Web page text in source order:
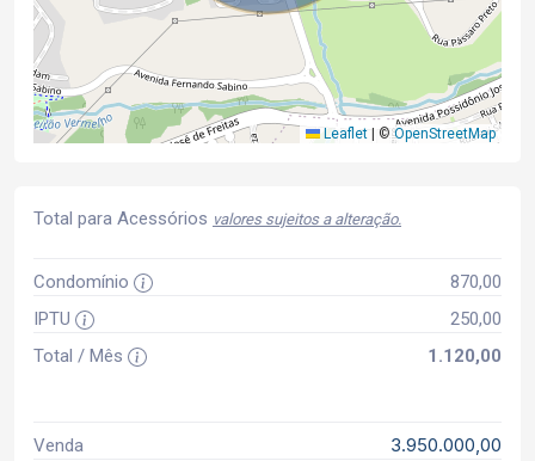
Leaflet | ©OpenStreetMap
Total para Acessórios valores sujeitos a alteração.
Condomínio
870,00
IPTU
250,00
Total / Mês
1.120,00
Venda 3.950.000,00